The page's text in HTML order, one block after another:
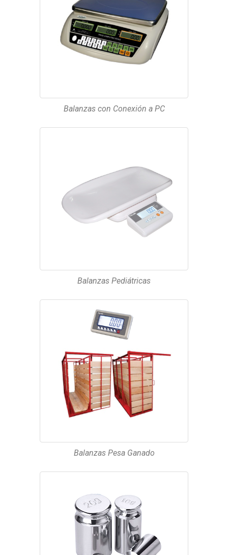
Balanzas con Conexión a PC
Balanzas Pediátricas
Balanzas Pesa Ganado